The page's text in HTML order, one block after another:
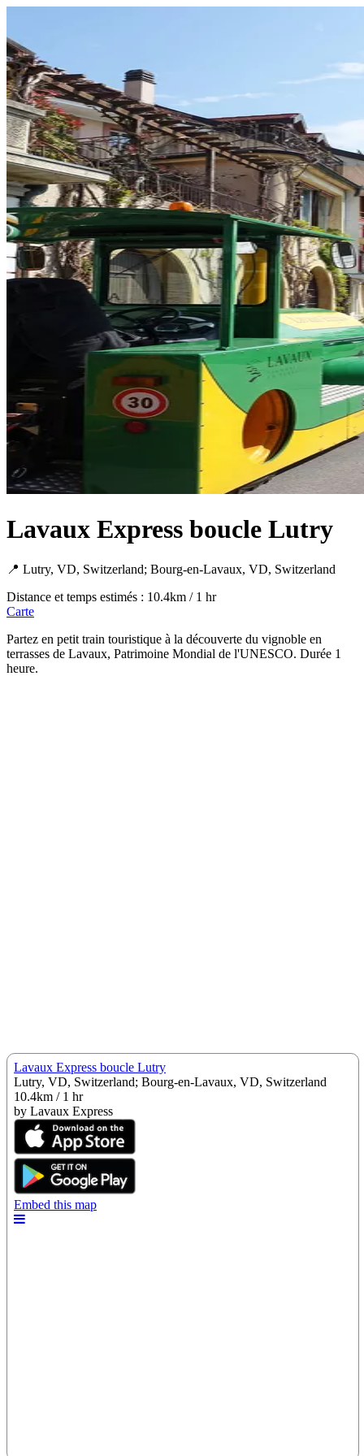
Lavaux Express boucle Lutry
📍 Lutry, VD, Switzerland; Bourg-en-Lavaux, VD, Switzerland
Distance et temps estimés : 10.4km / 1 hr
Carte
Partez en petit train touristique à la découverte du vignoble en
terrasses de Lavaux, Patrimoine Mondial de l'UNESCO. Durée 1
heure.